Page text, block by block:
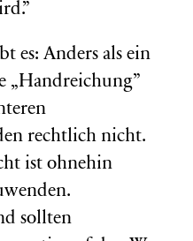
es: Anders als ein
„Handreichung”
rechtlich nicht.
ist ohnehin
sollten